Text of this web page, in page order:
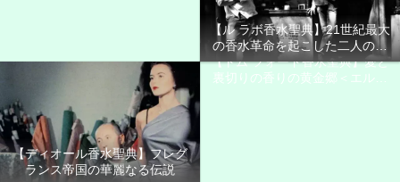
【ル ラボ香水聖典】21世紀最大
の香水革命を起こした二人の男
たち
【ディオール香水聖典】フレグ
ランス帝国の華麗なる伝説
【トム フォード香水聖典】愛と
裏切りの香りの黄金郷＜エルド